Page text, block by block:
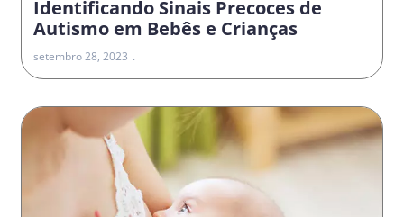
Identificando Sinais Precoces de
Autismo em Bebês e Crianças
setembro 28, 2023